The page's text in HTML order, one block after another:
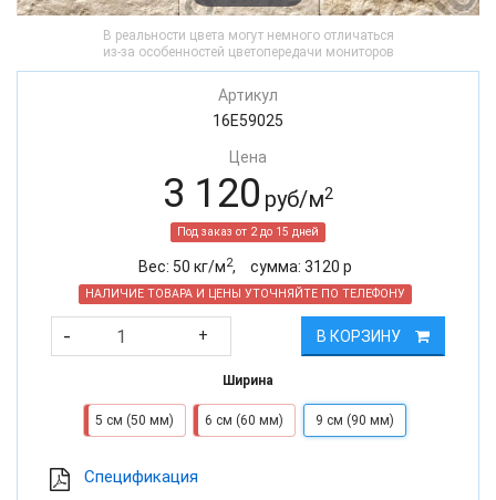
В реальности цвета могут немного отличаться
из-за особенностей цветопередачи мониторов
Артикул
16E59025
Цена
3 120 руб/м2
Под заказ от 2 до 15 дней
Вес: 50 кг/м2, cумма: 3120 р
НАЛИЧИЕ ТОВАРА И ЦЕНЫ УТОЧНЯЙТЕ ПО ТЕЛЕФОНУ
- + В КОРЗИНУ
Ширина
5 см (50 мм) 6 см (60 мм) 9 см (90 мм)
Cпецификация